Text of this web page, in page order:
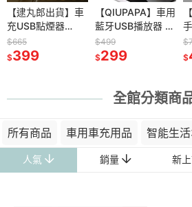
【逮丸郎出貨】車
充USB點煙器
PD+QC3.0 一對三
車用點煙器擴充座
$665
$399
【QIUPAPA】車用
藍牙USB播放器 可
通話 播音樂 藍芽
5.0/SD卡/隨身碟
$499
$299
$
機穩定
穩定器
穩定器
智能門鎖 電子鎖
指紋門鎖智能鎖 密
碼鎖 家用門鎖 指
紋鎖 房間門指鎖
【
WIFI監視器
1080P 攝影
器 監視器
像頭
全館分類商
所有商品 車用車充用品 智能生
人氣 銷量 新